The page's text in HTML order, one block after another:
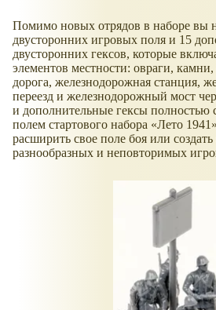
Помимо новых отрядов в наборе вы
двусторонних игровых поля и 15
двусторонних гексов, которые
элементов местности: овраги, камни,
дорога, железнодорожная станция,
переезд и железнодорожный мост
и дополнительные гексы
полем стартового набора
Лето 1941
расширить свое поле боя или
разнообразных и неповторимых